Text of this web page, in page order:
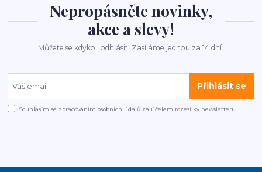
Nepropásněte novinky,
akce a slevy!
Můžete se kdykoli odhlásit. Zasíláme jednou za 14 dní.
Přihlásit se
Souhlasím se zpracováním osobních údajů za účelem rozesílky newsletteru.